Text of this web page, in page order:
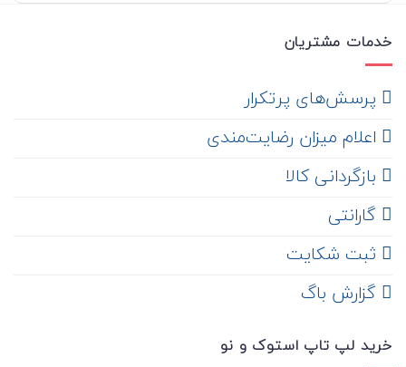
خدمات مشتریان
‌ پرسش‌های پرتکرار
اعلام میزان رضایت‌مندی
‌ بازگردانی کالا
گارانتی
ثبت شکایت
‌ گزارش باگ
خرید لپ تاپ استوک و نو